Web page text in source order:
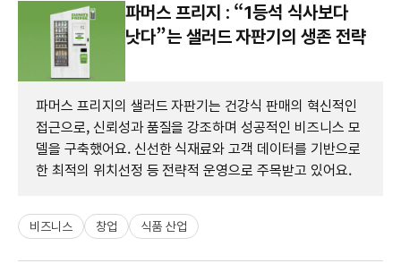
파머스 프리지 : “1등석 식사보다
낫다”는 샐러드 자판기의 생존 전략
파머스 프리지의 샐러드 자판기는 건강식 판매의 혁신적인
접근으로, 신뢰성과 품질을 강조하며 성공적인 비즈니스 모
델을 구축했어요. 신선한 식재료와 고객 데이터를 기반으로
한 최적의 위치선정 등 전략적 운영으로 주목받고 있어요.
비즈니스 창업 식품 산업